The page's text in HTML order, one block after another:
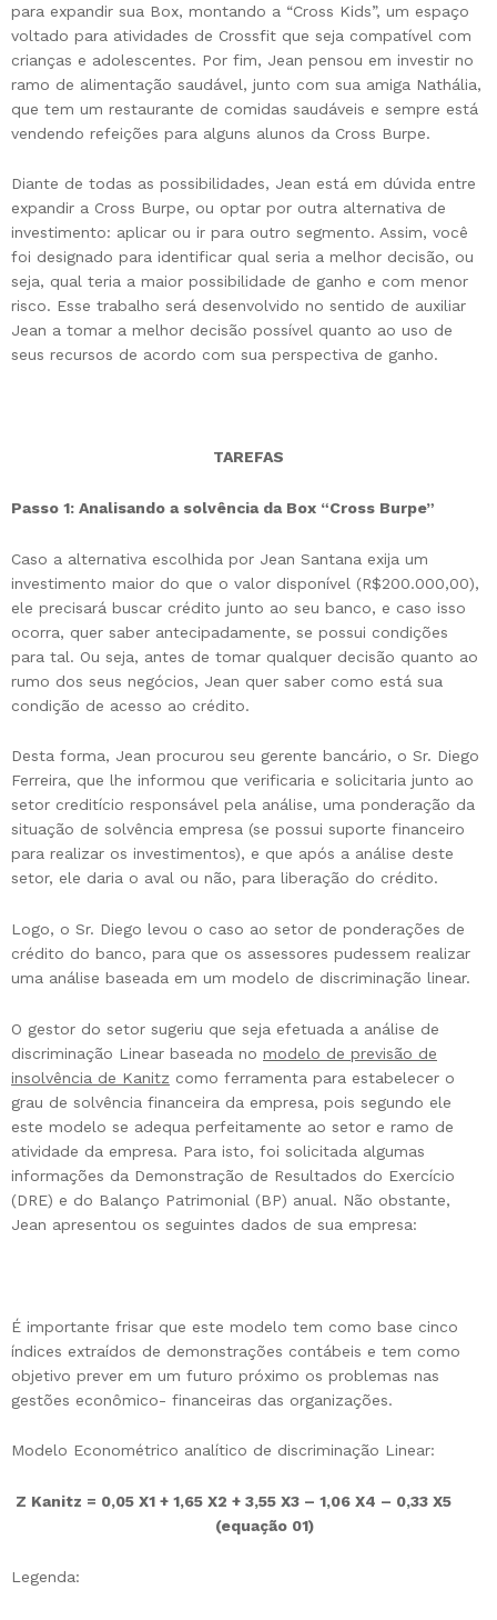
para expandir sua Box, montando a “Cross Kids”, um espaço
voltado para atividades de Crossfit que seja compatível com
crianças e adolescentes. Por fim, Jean pensou em investir no
ramo de alimentação saudável, junto com sua amiga Nathália,
que tem um restaurante de comidas saudáveis e sempre está
vendendo refeições para alguns alunos da Cross Burpe.
Diante de todas as possibilidades, Jean está em dúvida entre
expandir a Cross Burpe, ou optar por outra alternativa de
investimento: aplicar ou ir para outro segmento. Assim, você
foi designado para identificar qual seria a melhor decisão, ou
seja, qual teria a maior possibilidade de ganho e com menor
risco. Esse trabalho será desenvolvido no sentido de auxiliar
Jean a tomar a melhor decisão possível quanto ao uso de
seus recursos de acordo com sua perspectiva de ganho.
TAREFAS
Passo 1: Analisando a solvência da Box “Cross Burpe”
Caso a alternativa escolhida por Jean Santana exija um
investimento maior do que o valor disponível (R$200.000,00),
ele precisará buscar crédito junto ao seu banco, e caso isso
ocorra, quer saber antecipadamente, se possui condições
para tal. Ou seja, antes de tomar qualquer decisão quanto ao
rumo dos seus negócios, Jean quer saber como está sua
condição de acesso ao crédito.
Desta forma, Jean procurou seu gerente bancário, o Sr. Diego
Ferreira, que lhe informou que verificaria e solicitaria junto ao
setor creditício responsável pela análise, uma ponderação da
situação de solvência empresa (se possui suporte financeiro
para realizar os investimentos), e que após a análise deste
setor, ele daria o aval ou não, para liberação do crédito.
Logo, o Sr. Diego levou o caso ao setor de ponderações de
crédito do banco, para que os assessores pudessem realizar
uma análise baseada em um modelo de discriminação linear.
O gestor do setor sugeriu que seja efetuada a análise de
discriminação Linear baseada no modelo de previsão de
insolvência de Kanitz como ferramenta para estabelecer o
grau de solvência financeira da empresa, pois segundo ele
este modelo se adequa perfeitamente ao setor e ramo de
atividade da empresa. Para isto, foi solicitada algumas
informações da Demonstração de Resultados do Exercício
(DRE) e do Balanço Patrimonial (BP) anual. Não obstante,
Jean apresentou os seguintes dados de sua empresa:
É importante frisar que este modelo tem como base cinco
índices extraídos de demonstrações contábeis e tem como
objetivo prever em um futuro próximo os problemas nas
gestões econômico- financeiras das organizações.
Modelo Econométrico analítico de discriminação Linear:
Z Kanitz = 0,05 X1 + 1,65 X2 + 3,55 X3 – 1,06 X4 – 0,33 X5
(equação 01)
Legenda: